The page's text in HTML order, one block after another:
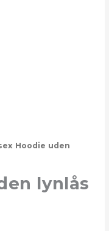
Hoodie uden
lynlås